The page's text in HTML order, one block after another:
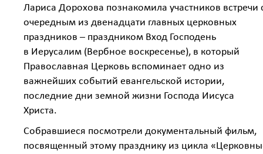
Лариса Дорохова познакомила участников встречи
очередным из двенадцати главных церковных
праздников – праздником Вход Господень
в Иерусалим (Вербное воскресенье), в который
Православная Церковь вспоминает одно из
важнейших событий евангельской истории,
последние дни земной жизни Господа Иисуса
Христа.
Собравшиеся посмотрели документальный фильм,
посвященный этому празднику из цикла